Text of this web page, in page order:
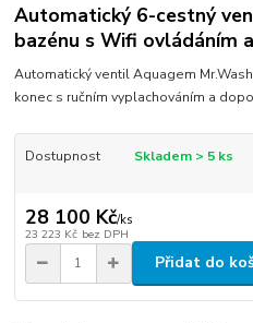
Automatický 6-cestný
bazénu s Wifi ovládáním
Automatický ventil Aquagem
konec s ručním vyplachováním a
Dostupnost Skladem > 5 ks
28 100 Kč/ks
23 223 Kč bez DPH
Přidat do